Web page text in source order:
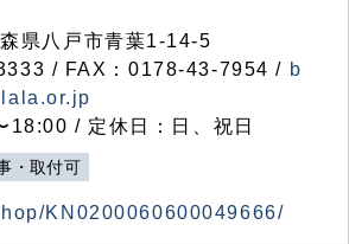
県八戸市青葉1-14-5
/ FAX：0178-43-7954 / b
18:00 / 定休日：日、祝日
・取付可
KN0200060600049666/